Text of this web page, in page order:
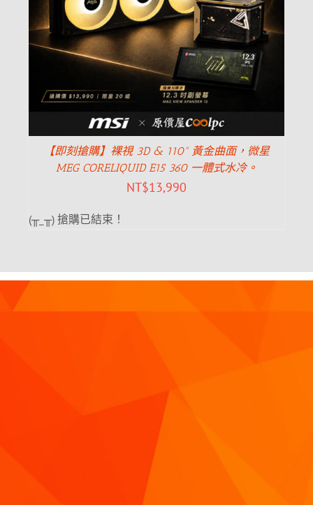
【即刻搶購】裸視 3D & 110° 黃金曲面，微星
MEG CORELIQUID E15 360 一體式水冷。
NT$13,990
(╥_╥) 搶購已結束！